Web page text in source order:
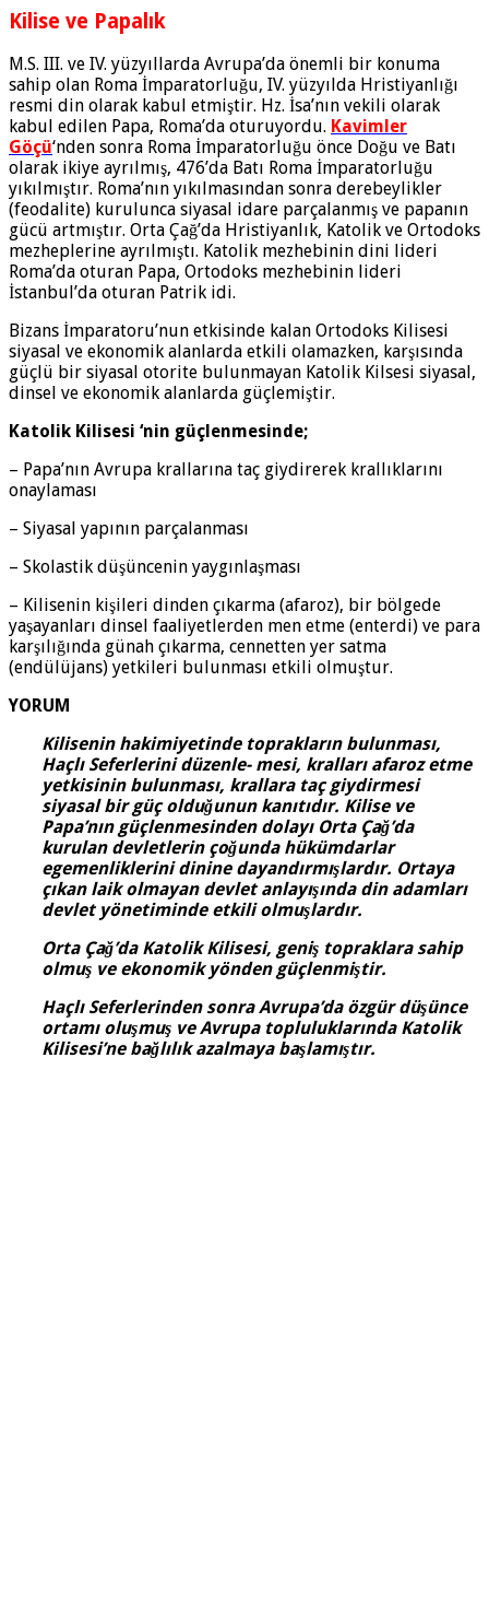
Kilise ve Papalık
M.S. III. ve IV. yüzyıllarda Avrupa’da önemli bir konuma
sahip olan Roma İmparatorluğu, IV. yüzyılda Hristiyanlığı
resmi din olarak kabul etmiştir. Hz. İsa’nın vekili olarak
kabul edilen Papa, Roma’da oturuyordu. Kavimler
Göçü‘nden sonra Roma İmparatorluğu önce Doğu ve Batı
olarak ikiye ayrılmış, 476’da Batı Roma İmparatorluğu
yıkılmıştır. Roma’nın yıkılmasından sonra derebeylikler
(feodalite) kurulunca siyasal idare parçalanmış ve papanın
gücü artmıştır. Orta Çağ’da Hristiyanlık, Katolik ve Ortodoks
mezheplerine ayrılmıştı. Katolik mezhebinin dini lideri
Roma’da oturan Papa, Ortodoks mezhebinin lideri
İstanbul’da oturan Patrik idi.
Bizans İmparatoru’nun etkisinde kalan Ortodoks Kilisesi
siyasal ve ekonomik alanlarda etkili olamazken, karşısında
güçlü bir siyasal otorite bulunmayan Katolik Kilsesi siyasal,
dinsel ve ekonomik alanlarda güçlemiştir.
Katolik Kilisesi ‘nin güçlenmesinde;
– Papa’nın Avrupa krallarına taç giydirerek krallıklarını
onaylaması
– Siyasal yapının parçalanması
– Skolastik düşüncenin yaygınlaşması
– Kilisenin kişileri dinden çıkarma (afaroz), bir bölgede
yaşayanları dinsel faaliyetlerden men etme (enterdi) ve para
karşılığında günah çıkarma, cennetten yer satma
(endülüjans) yetkileri bulunması etkili olmuştur.
YORUM
Kilisenin hakimiyetinde toprakların bulunması,
Haçlı Seferlerini düzenle- mesi, kralları afaroz etme
yetkisinin bulunması, krallara taç giydirmesi
siyasal bir güç olduğunun kanıtıdır. Kilise ve
Papa’nın güçlenmesinden dolayı Orta Çağ’da
kurulan devletlerin çoğunda hükümdarlar
egemenliklerini dinine dayandırmışlardır. Ortaya
çıkan laik olmayan devlet anlayışında din adamları
devlet yönetiminde etkili olmuşlardır.
Orta Çağ’da Katolik Kilisesi, geniş topraklara sahip
olmuş ve ekonomik yönden güçlenmiştir.
Haçlı Seferlerinden sonra Avrupa’da özgür düşünce
ortamı oluşmuş ve Avrupa topluluklarında Katolik
Kilisesi’ne bağlılık azalmaya başlamıştır.